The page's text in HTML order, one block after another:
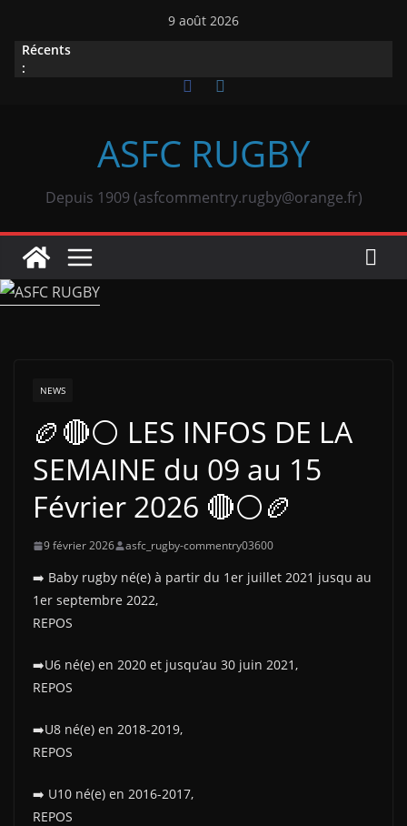
contenu
9 août 2026
Récents
:
ASFC RUGBY
Depuis 1909 (asfcommentry.rugby@orange.fr)
NEWS
🏉🔴⚪ LES INFOS DE LA
SEMAINE du 09 au 15
Février 2026 🔴⚪🏉
9 février 2026 asfc_rugby-commentry03600
➡️ Baby rugby né(e) à partir du 1er juillet 2021 jusqu au
1er septembre 2022,
REPOS
➡️U6 né(e) en 2020 et jusqu’au 30 juin 2021,
REPOS
➡️U8 né(e) en 2018-2019,
REPOS
➡️ U10 né(e) en 2016-2017,
REPOS